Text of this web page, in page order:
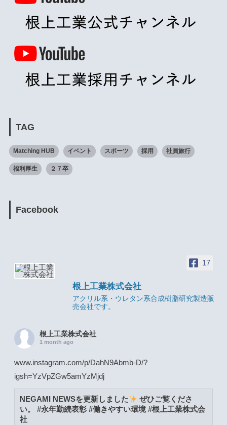
TAG
Matching HUB イベント スポーツ 採用 社員旅行
福利厚生 ２７卒
Facebook
17
根上工業株式会社
アクリル系・ウレタン系合成樹脂研究製造販
売会社です。
根上工業株式会社
1 month ago
www.instagram.com/p/DahN9Abmb-D/?
igsh=YzVpZGw5amYzMjdj
NEGAMI NEWSを更新しました
ぜひご覧くださ
い。 #永年勤続表彰 #働きやすい環境 #根上工業株式会
社